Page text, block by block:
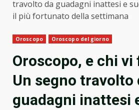
travolto da guadagni inattesi e
il più fortunato della settimana
Oroscopo Oroscopo del giorno
Oroscopo, e chi
Un segno travolto
guadagni inattesi